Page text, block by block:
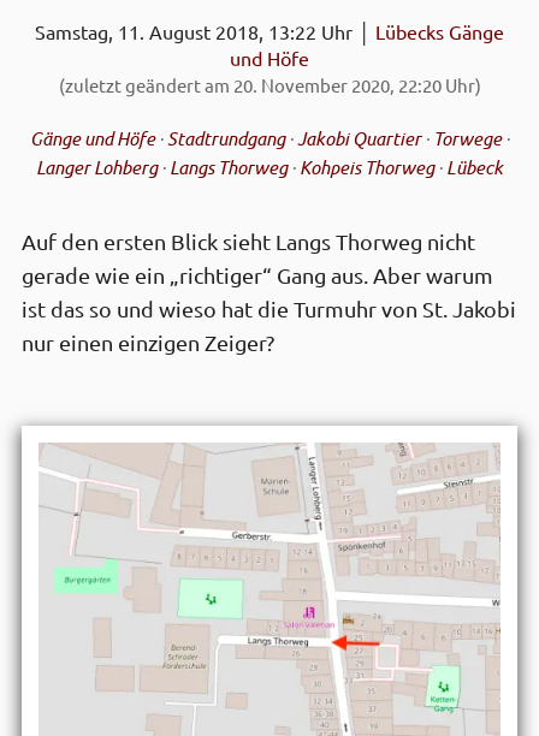
Samstag, 11. August 2018, 13:22 Uhr │ Lübecks Gänge
und Höfe
(zuletzt geändert am 20. November 2020, 22:20 Uhr)
Gänge und Höfe· Stadtrundgang·Jakobi Quartier· Torwege·
Langer Lohberg· Langs Thorweg· Kohpeis Thorweg· Lübeck
Auf den ersten Blick sieht Langs Thorweg nicht
gerade wie ein „richtiger“ Gang aus. Aber warum
ist das so und wieso hat die Tur­muhr von St. Jakobi
nur einen einzigen Zeiger?